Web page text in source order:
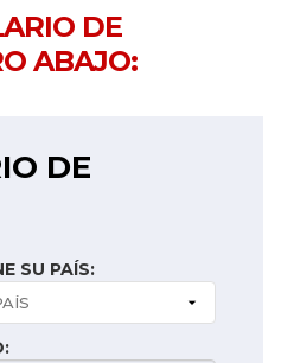
DE
ABAJO:
DE
SU PAÍS: